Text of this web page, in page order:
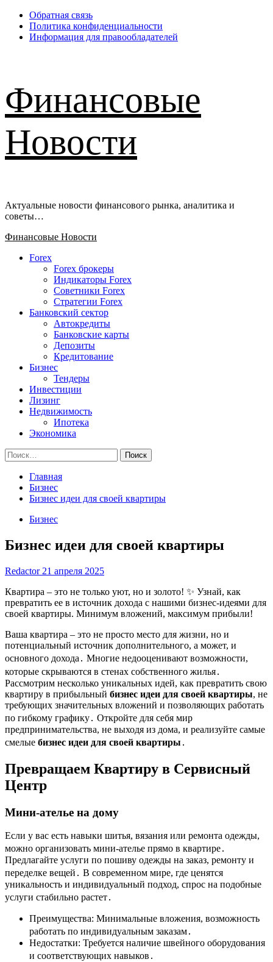
Перейти
содержимому
Обратная связь
Политика конфиденциальности
Информация для правообладателей
Финансовые
Новости
Актуальные новости финансового рынка, аналитика и
советы…
Основное
Финансовые Новости
Forex
Forex брокеры
Индикаторы Forex
Советники Forex
Стратегии Forex
Банковский сектор
Автокредиты
Банковские карты
Депозиты
Кредитование
Бизнес
Тендеры
Инвестиции
Лизинг
Недвижимость
Ипотека
Экономика
Найти:
Главная
Бизнес
Бизнес идеи для своей квартиры
Бизнес
Бизнес идеи для своей квартиры
Redactor 21 апреля 2025
Квартира – это не только уют, но и золото! ✨ Узнай, как
превратить ее в источник дохода с нашими бизнес-идеями для
своей квартиры. Минимум вложений, максимум прибыли!
Ваша квартира – это не просто место для жизни, но и
потенциальный источник дополнительного, а может, и
основного дохода․ Многие недооценивают возможности,
которые скрываются в стенах собственного жилья․
Рассмотрим несколько уникальных идей, как превратить свою
квартиру в прибыльный бизнес идеи для своей квартиры, не
требующих значительных вложений и позволяющих работать
по гибкому графику․ Откройте для себя мир
предпринимательства, не выходя из дома, и реализуйте самые
смелые бизнес идеи для своей квартиры ․
Превращаем Квартиру в Сервисный
Центр
Мини-ателье на дому
Если у вас есть навыки шитья, вязания или ремонта одежды,
можно организовать мини-ателье прямо в квартире․
Предлагайте услуги по пошиву одежды на заказ, ремонту и
переделке вещей․ В современном мире, где ценятся
уникальность и индивидуальный подход, спрос на подобные
услуги стабильно растет․
Преимущества: Минимальные вложения, возможность
работать по индивидуальным заказам․
Недостатки: Требуется наличие швейного оборудования
и соответствующих навыков․